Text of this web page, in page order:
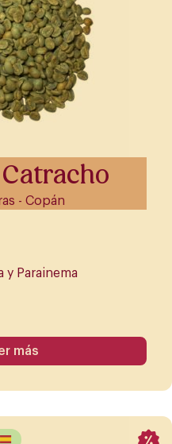
- Copán
y Parainema
más